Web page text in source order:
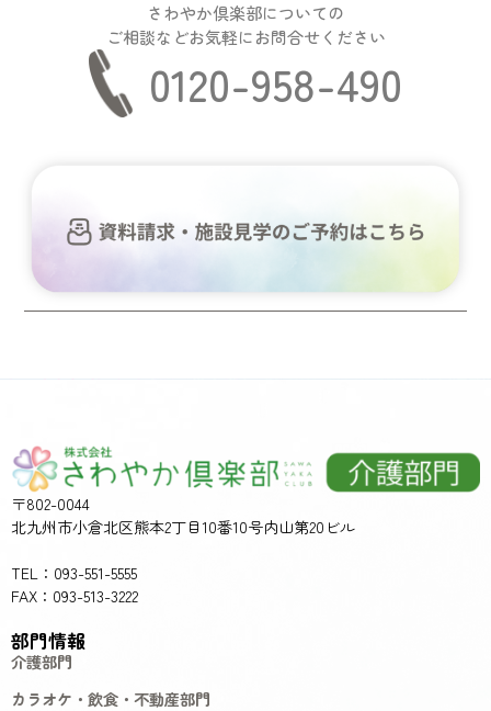
さわやか倶楽部についての
ご相談などお気軽にお問合せください
0120-958-490
〒802-0044
北九州市小倉北区熊本2丁目10番10号内山第20ビル
TEL：093-551-5555
FAX：093-513-3222
部門情報
介護部門
カラオケ・飲食・不動産部門